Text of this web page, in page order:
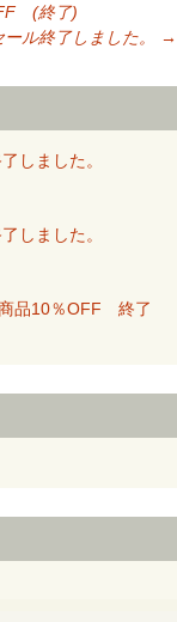
ーシ
(終了)
ル終了しました。
→
しました。
しました。
品10％OFF 終了